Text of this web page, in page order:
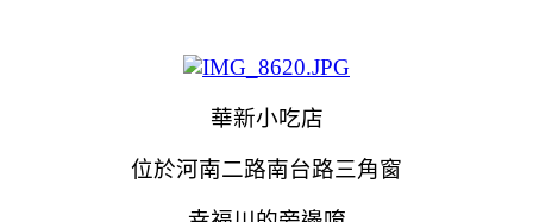
華新小吃店
位於河南二路南台路三角窗